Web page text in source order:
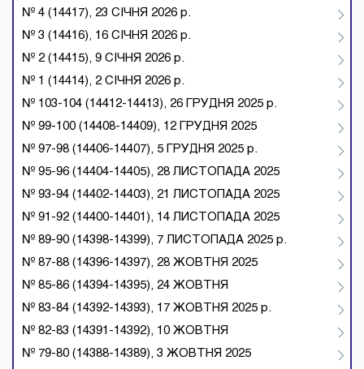
№ 4 (14417), 23 СІЧНЯ 2026 р.
№ 3 (14416), 16 СІЧНЯ 2026 р.
№ 2 (14415), 9 СІЧНЯ 2026 р.
№ 1 (14414), 2 СІЧНЯ 2026 р.
№ 103-104 (14412-14413), 26 ГРУДНЯ 2025 р.
№ 99-100 (14408-14409), 12 ГРУДНЯ 2025
№ 97-98 (14406-14407), 5 ГРУДНЯ 2025 р.
№ 95-96 (14404-14405), 28 ЛИСТОПАДА 2025
№ 93-94 (14402-14403), 21 ЛИСТОПАДА 2025
№ 91-92 (14400-14401), 14 ЛИСТОПАДА 2025
№ 89-90 (14398-14399), 7 ЛИСТОПАДА 2025 р.
№ 87-88 (14396-14397), 28 ЖОВТНЯ 2025
№ 85-86 (14394-14395), 24 ЖОВТНЯ
№ 83-84 (14392-14393), 17 ЖОВТНЯ 2025 р.
№ 82-83 (14391-14392), 10 ЖОВТНЯ
№ 79-80 (14388-14389), 3 ЖОВТНЯ 2025